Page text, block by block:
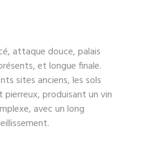
attaque douce, palais
et longue finale.
sites anciens, les sols
produisant un vin
avec un long